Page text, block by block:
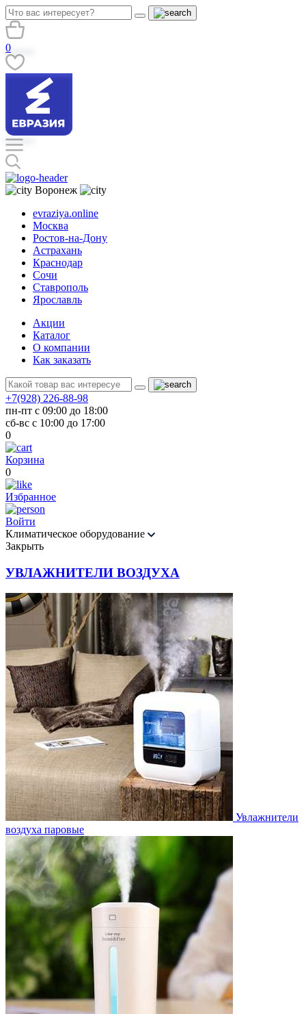
0
Воронеж
evraziya.online
Москва
Ростов-на-Дону
Астрахань
Краснодар
Сочи
Ставрополь
Ярославль
Акции
Каталог
О компании
Как заказать
+7(928) 226-88-98
пн-пт с 09:00 до 18:00
сб-вс с 10:00 до 17:00
0
Корзина
0
Избранное
Войти
Климатическое оборудование
Закрыть
УВЛАЖНИТЕЛИ ВОЗДУХА
Увлажнители
воздуха паровые